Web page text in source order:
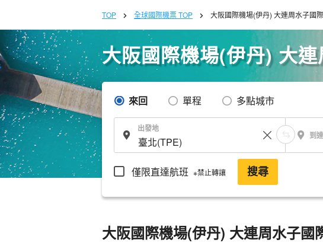
TOP 全球國際機票 TOP 大阪國際機場(伊丹) 大連周水子國
大阪國際機場(伊丹) 大
來回 單程 多點城市
出發地
到
僅限直達航班 ※禁止轉讓 搜尋
大阪國際機場(伊丹) 大連周水子國